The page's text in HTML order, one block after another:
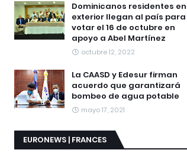
Dominicanos residentes en
exterior llegan al país para
votar el 16 de octubre en
apoyo a Abel Martínez
octubre 12, 2022
La CAASD y Edesur firman
acuerdo que garantizará
bombeo de agua potable
mayo 17, 2021
EURONEWS | FRANCES